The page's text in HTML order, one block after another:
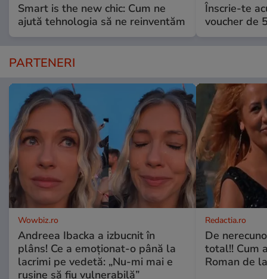
Smart is the new chic: Cum ne
ajută tehnologia să ne reinventăm
Înscrie-te
voucher de
PARTENERI
Wowbiz.ro
Andreea Ibacka a izbucnit în
plâns! Ce a emoționat-o până la
lacrimi pe vedetă: „Nu-mi mai e
rușine să fiu vulnerabilă”
Redactia.ro
De
total!! Cum
Roman de